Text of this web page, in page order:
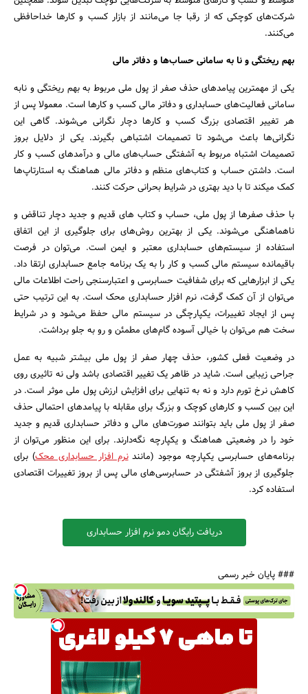
شرکت‌های کوچکی که از رقبا جا می‌مانند از بازار کسب و کارها خداحافظی
می‌کنند.
بهم ریختگی و نا به سامانی حساب‌ها و دفاتر مالی
یکی از مهمترین پیامدهای حذف صفر از پول ملی مربوط به بهم ریختگی و نابه
سامانی فعالیت‌های حسابداری و دفاتر مالی کسب و کارها است. معمولا پس از
هر تغییر اقتصادی بزرگ کسب و کارها دچار نگرانی می‌شوند. گاهی این
نگرانی‌ها باعث می‌شود تا تصمیمات اشتباهی بگیرند. یکی از دلایل بروز
تصمیمات اشتباه مربوط به آشفتگی حساب‌های مالی و درآمدهای کسب و کار
است. داشتن حساب و کتاب‌های منظم و دفاتر مالی هماهنگ به استارتاپ‌ها
کمک میکند تا با دید بهتری در شرایط بحرانی حرکت کنند.
با حذف صفرها از پول ملی، حساب و کتاب های قدیم و جدید دچار تناقض و
ناهماهنگی می‌شوند. یکی از بهترین روش‌های برای جلوگیری از این اتفاق
استفاده از سیستم‌های حسابداری معتبر و ایمن است. می‌توان در فرصت
باقیمانده سیستم مالی کسب و کار را به یک برنامه جامع حسابداری ارتقا داد.
یکی از ابزارهایی که برای شفافیت حسابرسی و اعتبارسنجی راحت اطلاعات مالی
می‌توان از آن کمک گرفت، نرم افزار حسابداری محک است. به این ترتیب حتی
پس از ایجاد تغییرات، یکپارچگی در سیستم مالی‌ حفظ می‌شود و در شرایط
سخت هم می‌توان با خیالی آسوده گام‌های مطمئن و رو به جلو برداشت.
در وضعیت فعلی کشور، حذف چهار صفر از پول ملی بیشتر شبیه به عمل
جراحی زیبایی است. شاید در ظاهر یک تغییر اقتصادی باشد ولی نه تاثیری روی
کاهش نرخ تورم دارد و نه به تنهایی برای افزایش ارزش پول ملی موثر است. در
این بین کسب و کارهای کوچک و بزرگ برای مقابله با پیامدهای احتمالی حذف
صفر از پول ملی باید بتوانند صورت‌های مالی و دفاتر حسابداری قدیم و جدید
خود را در وضعیتی هماهنگ و یکپارچه نگه‌دارند. برای این منظور می‌توان از
برنامه‌های حسابرسی یکپارچه موجود (مانندنرم افزار حسابداری محک) برای
جلوگیری از بروز آشفتگی در حسابرسی‌های مالی پس از بروز تغییرات اقتصادی
استفاده کرد.
دریافت رایگان دمو نرم افزار حسابداری
### پایان خبر رسمی